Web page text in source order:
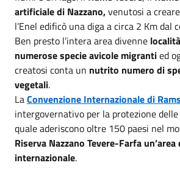
artificiale di Nazzano,venutosi a
l’Enel edificò una diga a circa 2 Km dal
Ben presto l’intera area divenne
numerose specie avicole migrantied
creatosi conta un nutrito numero di
vegetali.
LaConvenzione Internazionale di
intergovernativo per la protezione
quale aderiscono oltre 150 paesi nel
Riserva Nazzano Tevere-Farfa
internazionale.